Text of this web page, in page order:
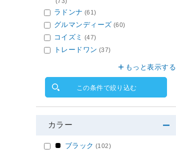
ラドンナ (61)
グルマンディーズ (60)
コイズミ (47)
トレードワン (37)
もっと表示する
この条件で絞り込む
カラー
ブラック (102)